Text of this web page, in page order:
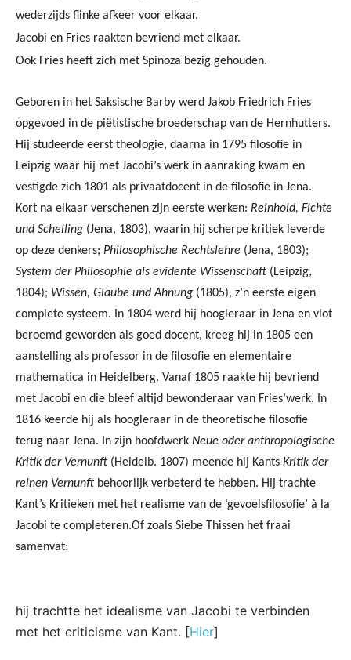
wederzijds flinke afkeer voor elkaar.
Jacobi en Fries raakten bevriend met elkaar.
Ook Fries heeft zich met Spinoza bezig gehouden.
Geboren in het Saksische Barby werd Jakob Friedrich Fries
opgevoed in de piëtistische broederschap van de Hernhutters.
Hij studeerde eerst theologie, daarna in 1795 filosofie in
Leipzig waar hij met Jacobi’s werk in aanraking kwam en
vestigde zich 1801 als privaatdocent in de filosofie in Jena.
Kort na elkaar verschenen zijn eerste werken: Reinhold, Fichte
und Schelling (Jena, 1803), waarin hij scherpe kritiek leverde
op deze denkers; Philosophische Rechtslehre (Jena, 1803);
System der Philosophie als evidente Wissenschaft (Leipzig,
1804); Wissen, Glaube und Ahnung (1805), z’n eerste eigen
complete systeem. In 1804 werd hij hoogleraar in Jena en vlot
beroemd geworden als goed docent, kreeg hij in 1805 een
aanstelling als professor in de filosofie en elementaire
mathematica in Heidelberg. Vanaf 1805 raakte hij bevriend
met Jacobi en die bleef altijd bewonderaar van Fries’werk. In
1816 keerde hij als hoogleraar in de theoretische filosofie
terug naar Jena. In zijn hoofdwerk Neue oder anthropologische
Kritik der Vernunft (Heidelb. 1807) meende hij Kants Kritik der
reinen Vernunft behoorlijk verbeterd te hebben. Hij trachte
Kant’s Kritieken met het realisme van de ‘gevoelsfilosofie’ à la
Jacobi te completeren.Of zoals Siebe Thissen het fraai
samenvat:
hij trachtte het idealisme van Jacobi te verbinden
met het criticisme van Kant. [Hier]